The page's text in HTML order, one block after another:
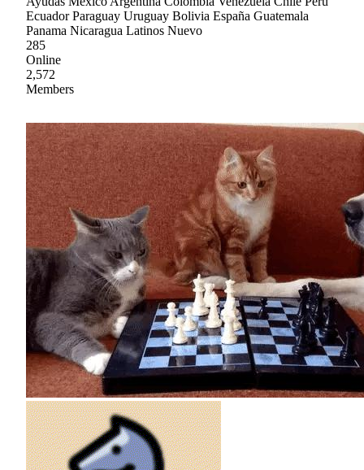
Ecuador Paraguay Uruguay Bolivia España Guatemala
Panama Nicaragua Latinos Nuevo
285
Online
2,572
Members